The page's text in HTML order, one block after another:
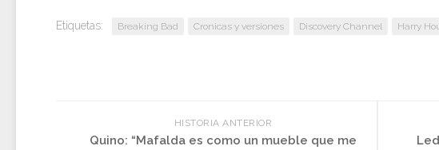
Etiquetas: Breaking Bad Cronicas y versiones Discovery Channel Harry
HISTORIA ANTERIOR
Quino: “Mafalda es como un mueble que me